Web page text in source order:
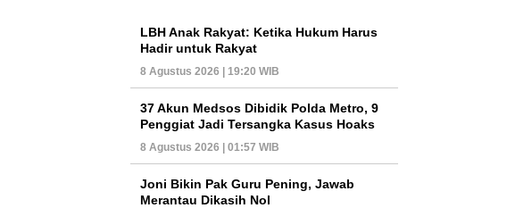
LBH Anak Rakyat: Ketika Hukum Harus
Hadir untuk Rakyat
8 Agustus 2026 | 19:20 WIB
37 Akun Medsos Dibidik Polda Metro, 9
Penggiat Jadi Tersangka Kasus Hoaks
8 Agustus 2026 | 01:57 WIB
Joni Bikin Pak Guru Pening, Jawab
Merantau Dikasih Nol